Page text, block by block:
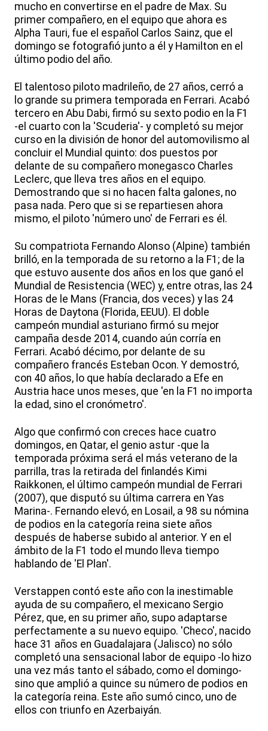
mucho en convertirse en el padre de Max. Su
primer compañero, en el equipo que ahora es
Alpha Tauri, fue el español Carlos Sainz, que el
domingo se fotografió junto a él y Hamilton en el
último podio del año.
El talentoso piloto madrileño, de 27 años, cerró a
lo grande su primera temporada en Ferrari. Acabó
tercero en Abu Dabi, firmó su sexto podio en la F1
-el cuarto con la 'Scuderia'- y completó su mejor
curso en la división de honor del automovilismo al
concluir el Mundial quinto: dos puestos por
delante de su compañero monegasco Charles
Leclerc, que lleva tres años en el equipo.
Demostrando que si no hacen falta galones, no
pasa nada. Pero que si se repartiesen ahora
mismo, el piloto 'número uno' de Ferrari es él.
Su compatriota Fernando Alonso (Alpine) también
brilló, en la temporada de su retorno a la F1; de la
que estuvo ausente dos años en los que ganó el
Mundial de Resistencia (WEC) y, entre otras, las 24
Horas de le Mans (Francia, dos veces) y las 24
Horas de Daytona (Florida, EEUU). El doble
campeón mundial asturiano firmó su mejor
campaña desde 2014, cuando aún corría en
Ferrari. Acabó décimo, por delante de su
compañero francés Esteban Ocon. Y demostró,
con 40 años, lo que había declarado a Efe en
Austria hace unos meses, que 'en la F1 no importa
la edad, sino el cronómetro'.
Algo que confirmó con creces hace cuatro
domingos, en Qatar, el genio astur -que la
temporada próxima será el más veterano de la
parrilla, tras la retirada del finlandés Kimi
Raikkonen, el último campeón mundial de Ferrari
(2007), que disputó su última carrera en Yas
Marina-. Fernando elevó, en Losail, a 98 su nómina
de podios en la categoría reina siete años
después de haberse subido al anterior. Y en el
ámbito de la F1 todo el mundo lleva tiempo
hablando de 'El Plan'.
Verstappen contó este año con la inestimable
ayuda de su compañero, el mexicano Sergio
Pérez, que, en su primer año, supo adaptarse
perfectamente a su nuevo equipo. 'Checo', nacido
hace 31 años en Guadalajara (Jalisco) no sólo
completó una sensacional labor de equipo -lo hizo
una vez más tanto el sábado, como el domingo-
sino que amplió a quince su número de podios en
la categoría reina. Este año sumó cinco, uno de
ellos con triunfo en Azerbaiyán.